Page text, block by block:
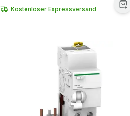
Kostenloser Expressversand